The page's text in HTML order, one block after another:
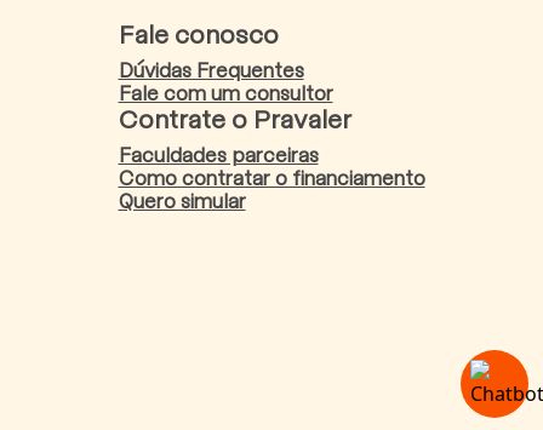
Fale conosco
Dúvidas Frequentes
Fale com um consultor
Contrate o Pravaler
Faculdades parceiras
Como contratar o financiamento
Quero simular